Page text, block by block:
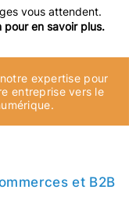
vous attendent.
en savoir plus.
expertise pour
entreprise vers le
et B2B